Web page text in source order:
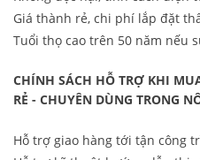
Giá thành rẻ, chi phí lắp đặt
Tuổi thọ cao trên 50 năm nếu
CHÍNH SÁCH HỖ TRỢ KHI
RẺ - CHUYÊN DÙNG TRONG
Hỗ trợ giao hàng tới tận công